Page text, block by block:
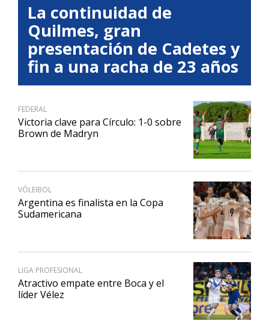
La continuidad de
Quilmes, gran
presentación de Cadetes y
fin a una racha de 23 años
FEDERAL
Victoria clave para Círculo: 1-0 sobre
Brown de Madryn
VÓLEIBOL
Argentina es finalista en la Copa
Sudamericana
LIGA PROFESIONAL
Atractivo empate entre Boca y el
líder Vélez